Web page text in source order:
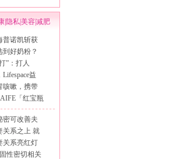
| 隐私|美容|减肥
普诺凯斩获
好奶粉？
”：打人
益
咳嗽，携带
「红宝瓶
密可改善夫
关系之上 就
关系亮红灯
性密切相关